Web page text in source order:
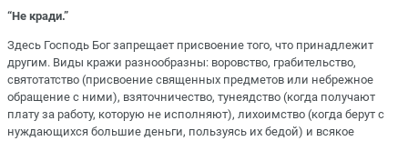
“Не кради.”
Здесь Господь Бог запрещает присвоение того, что принадлежит
другим. Виды кражи разнообразны: воровство, грабительство,
святотатство (присвоение священных предметов или небрежное
обращение с ними), взяточничество, тунеядство (когда получают
плату за работу, которую не исполняют), лихоимство (когда берут с
нуждающихся большие деньги, пользуясь их бедой) и всякое